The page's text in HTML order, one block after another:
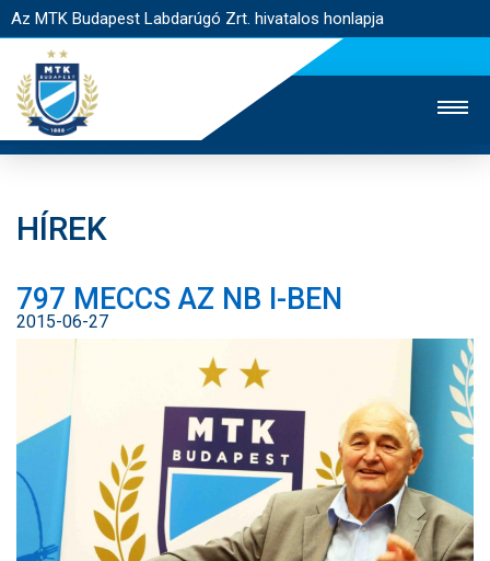
Az MTK Budapest Labdarúgó Zrt. hivatalos honlapja
JEGYÉRTÉKESÍTÉS
WEBSHOP
NYITÓLAP
HÍREK
CSAPATOK
MÉRKŐZÉSEK
HÍREK
797 MECCS AZ NB I-BEN
2015-06-27